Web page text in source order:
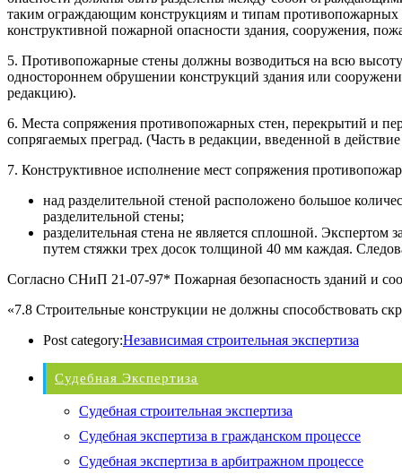
таким ограждающим конструкциям и типам противопожарных
конструктивной пожарной опасности здания, сооружения,
5. Противопожарные стены должны возводиться на всю
одностороннем обрушении конструкций здания или
редакцию).
6. Места сопряжения противопожарных стен, перекрытий и
сопрягаемых преград. (Часть в редакции, введенной в
7. Конструктивное исполнение мест сопряжения
над разделительной стеной расположено большое
разделительной стены;
разделительная стена не является сплошной.
путем стяжки трех досок толщиной 40 мм каждая.
Согласно СНиП 21-07-97* Пожарная безопасность зданий и
«7.8 Строительные конструкции не должны способствовать
Post category:Независимая строительная экспертиза
Судебная Экспертиза
Судебная строительная экспертиза
Судебная экспертиза в гражданском процессе
Судебная экспертиза в арбитражном процессе